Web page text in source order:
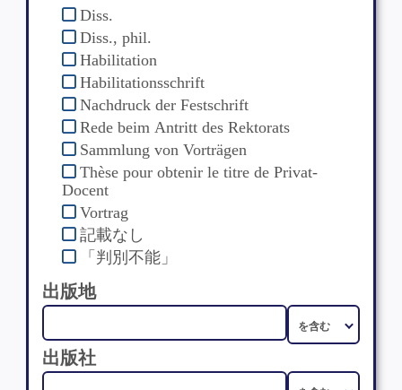
Diss.
Diss., phil.
Habilitation
Habilitationsschrift
Nachdruck der Festschrift
Rede beim Antritt des Rektorats
Sammlung von Vorträgen
Thèse pour obtenir le titre de Privat-
Docent
Vortrag
記載なし
「判別不能」
出版地
出版社